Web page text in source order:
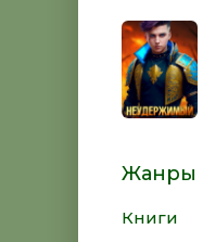
Жанры
Книги